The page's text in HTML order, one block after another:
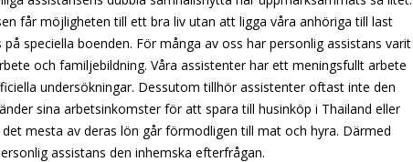
får möjligheten till ett bra liv utan att ligga våra anhöriga till last
speciella boenden. För många av oss har personlig assistans varit
och familjebildning. Våra assistenter har ett meningsfullt arbete
undersökningar. Dessutom tillhör assistenter oftast inte den
sina arbetsinkomster för att spara till husinköp i Thailand eller
mesta av deras lön går förmodligen till mat och hyra. Därmed
assistans den inhemska efterfrågan.